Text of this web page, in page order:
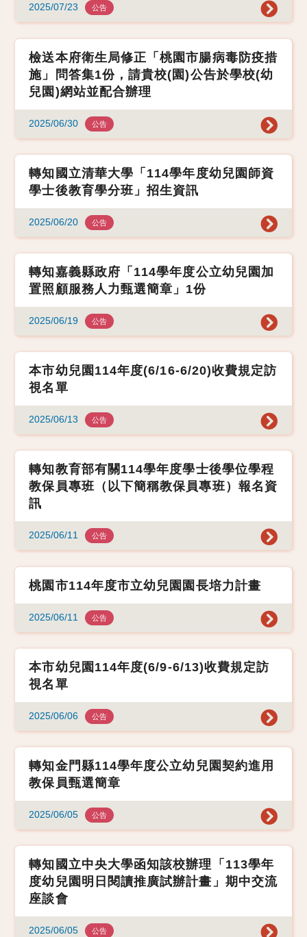
2025/07/23 公告
檢送本府衛生局修正「桃園市腸病毒防疫措
施」問答集1份，請貴校(園)公告於學校(幼
兒園)網站並配合辦理
2025/06/30 公告
轉知國立清華大學「114學年度幼兒園師資
學士後教育學分班」招生資訊
2025/06/20 公告
轉知嘉義縣政府「114學年度公立幼兒園加
置照顧服務人力甄選簡章」1份
2025/06/19 公告
本市幼兒園114年度(6/16-6/20)收費規定訪
視名單
2025/06/13 公告
轉知教育部有關114學年度學士後學位學程
教保員專班（以下簡稱教保員專班）報名資
訊
2025/06/11 公告
桃園市114年度市立幼兒園園長培力計畫
2025/06/11 公告
本市幼兒園114年度(6/9-6/13)收費規定訪
視名單
2025/06/06 公告
轉知金門縣114學年度公立幼兒園契約進用
教保員甄選簡章
2025/06/05 公告
轉知國立中央大學函知該校辦理「113學年
度幼兒園明日閱讀推廣試辦計畫」期中交流
座談會
2025/06/05 公告